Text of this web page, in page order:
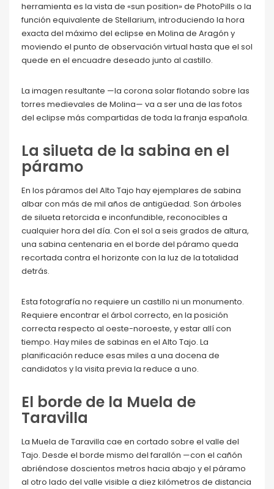
herramienta es la vista de «sun position» de PhotoPills o la
función equivalente de Stellarium, introduciendo la hora
exacta del máximo del eclipse en Molina de Aragón y
moviendo el punto de observación virtual hasta que el sol
quede en el encuadre deseado junto al castillo.
La imagen resultante —la corona solar flotando sobre las
torres medievales de Molina— va a ser una de las fotos
del eclipse más compartidas de toda la franja española.
La silueta de la sabina en el
páramo
En los páramos del Alto Tajo hay ejemplares de sabina
albar con más de mil años de antigüedad. Son árboles
de silueta retorcida e inconfundible, reconocibles a
cualquier hora del día. Con el sol a seis grados de altura,
una sabina centenaria en el borde del páramo queda
recortada contra el horizonte con la luz de la totalidad
detrás.
Esta fotografía no requiere un castillo ni un monumento.
Requiere encontrar el árbol correcto, en la posición
correcta respecto al oeste-noroeste, y estar allí con
tiempo. Hay miles de sabinas en el Alto Tajo. La
planificación reduce esas miles a una docena de
candidatos y la visita previa la reduce a uno.
El borde de la Muela de
Taravilla
La Muela de Taravilla cae en cortado sobre el valle del
Tajo. Desde el borde mismo del farallón —con el cañón
abriéndose doscientos metros hacia abajo y el páramo
al otro lado del valle visible a diez kilómetros de distancia